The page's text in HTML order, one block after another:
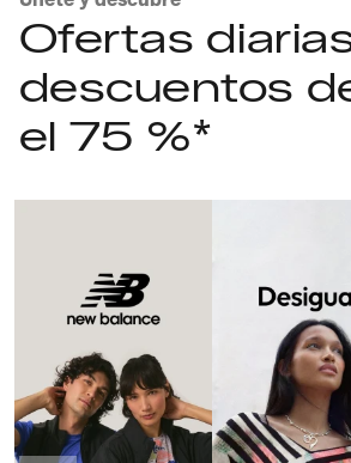
Ofertas
descuentos
el 75 %*